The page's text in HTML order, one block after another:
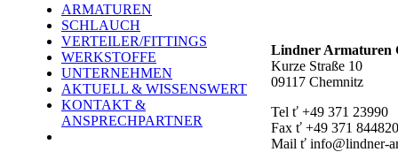
ARMATUREN
SCHLAUCH
VERTEILER/FITTINGS
WERKSTOFFE
UNTERNEHMEN
AKTUELL & WISSENSWERT
KONTAKT &
ANSPRECHPARTNER
Lindner Armaturen
Kurze Straße 10
09117 Chemnitz
Tel ť +49 371 23990
Fax ť +49 371
Mail ť info@lindner-